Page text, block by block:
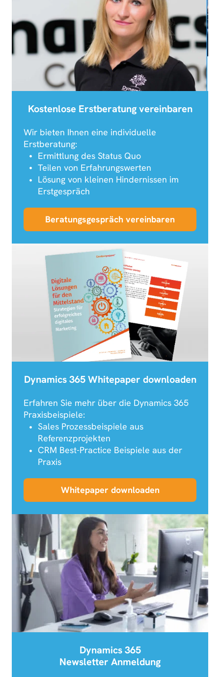
Kostenlose Erstberatung vereinbaren
Wir bieten Ihnen eine individuelle
Erstberatung:
Ermittlung des Status Quo
Teilen von Erfahrungswerten
Lösung von kleinen Hindernissen im
Erstgespräch
Beratungsgespräch vereinbaren
Dynamics 365 Whitepaper downloaden
Erfahren Sie mehr über die Dynamics 365
Praxisbeispiele:
Sales Prozessbeispiele aus
Referenzprojekten
CRM Best-Practice Beispiele aus der
Praxis
Whitepaper downloaden
Dynamics 365
Newsletter Anmeldung